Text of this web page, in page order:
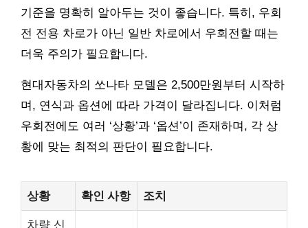
기준을 명확히 알아두는 것이 좋습니다. 특히, 우회
전 전용 차로가 아닌 일반 차로에서 우회전할 때는
더욱 주의가 필요합니다.
현대자동차의 쏘나타 모델은 2,500만원부터 시작하
며, 연식과 옵션에 따라 가격이 달라집니다. 이처럼
우회전에도 여러 ‘상황’과 ‘옵션’이 존재하며, 각 상
황에 맞는 최적의 판단이 필요합니다.
상황 확인 사항 조치
차량 신